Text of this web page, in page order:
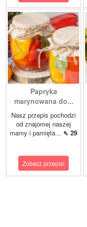
Papryka
marynowana do...
Nasz przepis pochodzi
od znajomej naszej
mamy i pamięta... ⇖ 29
Zobacz przepis!